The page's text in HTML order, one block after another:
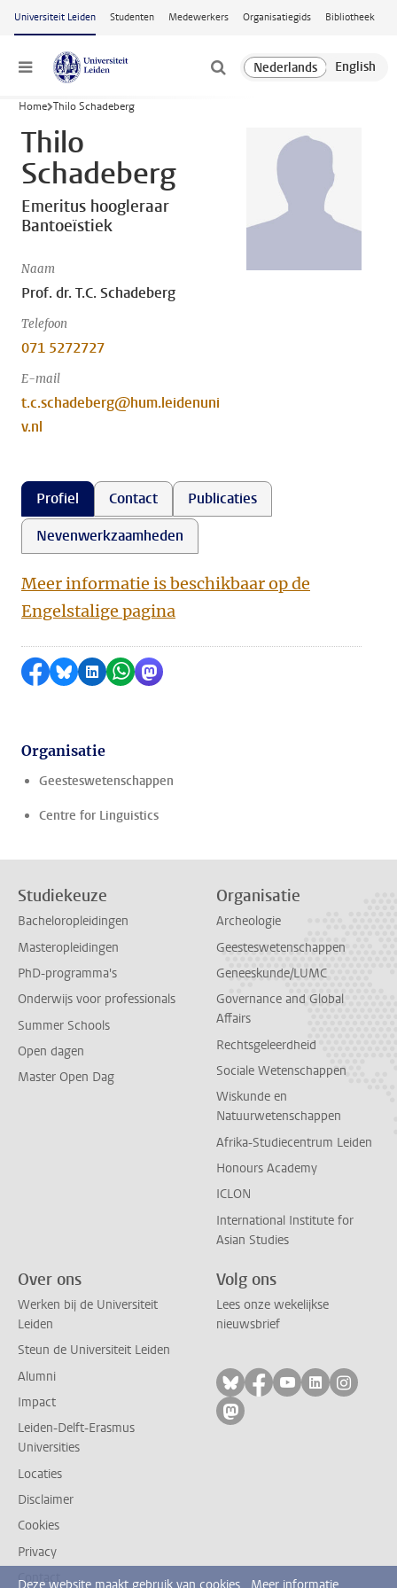
Ga naar hoofdinhoud
Universiteit Leiden Studenten Medewerkers Organisatiegids Bibliotheek
Menu
Home Thilo Schadeberg
Thilo
Schadeberg
Emeritus hoogleraar
Bantoeïstiek
Naam
Prof. dr. T.C. Schadeberg
Telefoon
071 5272727
E-mail
t.c.schadeberg@hum.leidenuni
v.nl
Profiel Contact
Publicaties
Nevenwerkzaamheden
Meer informatie is beschikbaar op de
Engelstalige pagina
Delen op Facebook
Delen via Bluesky
Delen op LinkedIn
Delen via WhatsApp
Delen via Mastodon
Organisatie
Geesteswetenschappen
Centre for Linguistics
Studiekeuze
Bacheloropleidingen
Masteropleidingen
PhD-programma's
Onderwijs voor professionals
Summer Schools
Open dagen
Master Open Dag
Organisatie
Archeologie
Geesteswetenschappen
Geneeskunde/LUMC
Governance and Global
Affairs
Rechtsgeleerdheid
Sociale Wetenschappen
Wiskunde en
Natuurwetenschappen
Afrika-Studiecentrum Leiden
Honours Academy
ICLON
International Institute for
Asian Studies
Over ons
Werken bij de Universiteit
Leiden
Steun de Universiteit Leiden
Alumni
Impact
Leiden-Delft-Erasmus
Universities
Locaties
Disclaimer
Cookies
Privacy
Contact
Volg ons
Lees onze wekelijkse
nieuwsbrief
Volg ons op bluesky
Volg ons op
Volg ons op
Volg ons
Volg
Volg ons op mastodon